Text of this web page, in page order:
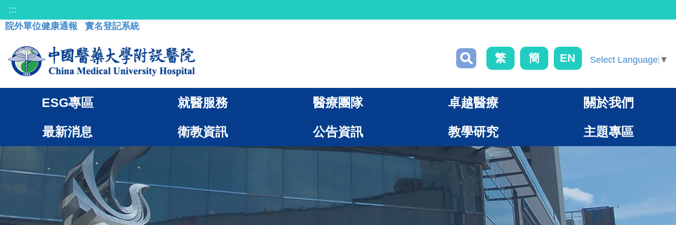
:::
院外單位健康通報
實名登記系統
繁 簡 EN Select Language ▼
ESG專區 就醫服務 醫療團隊 卓越醫療 關於我們
最新消息 衛教資訊 公告資訊 教學研究 主題專區